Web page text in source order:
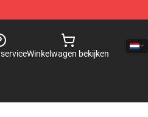
Winkelwagen bekijken